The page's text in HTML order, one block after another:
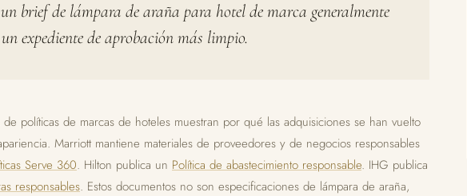
brief de lámpara de araña para hotel de marca generalmente
expediente de aprobación más limpio.
de políticas de marcas de hoteles muestran por qué las adquisiciones se han vuelto
Marriott mantiene materiales de proveedores y de negocios responsables
Serve 360. Hilton publica un Política de abastecimiento responsable. IHG publica
responsables. Estos documentos no son especificaciones de lámpara de araña,